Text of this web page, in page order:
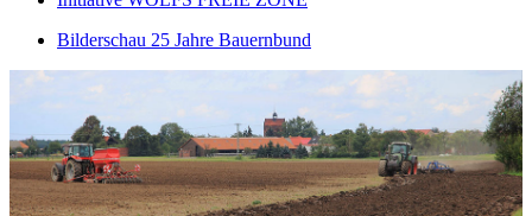
Bilderschau 25 Jahre Bauernbund